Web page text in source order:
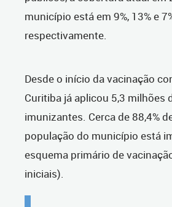
município está em 9%, 13% e
respectivamente.
Desde o início da vacinação
Curitiba já aplicou 5,3 milhões
imunizantes. Cerca de 88,4%
população do município está
esquema primário de
iniciais).